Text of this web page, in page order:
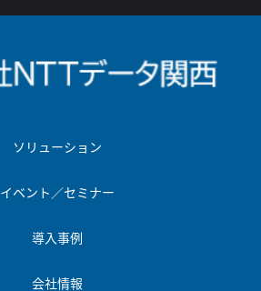
ソリューション
イベント／セミナー
導入事例
会社情報